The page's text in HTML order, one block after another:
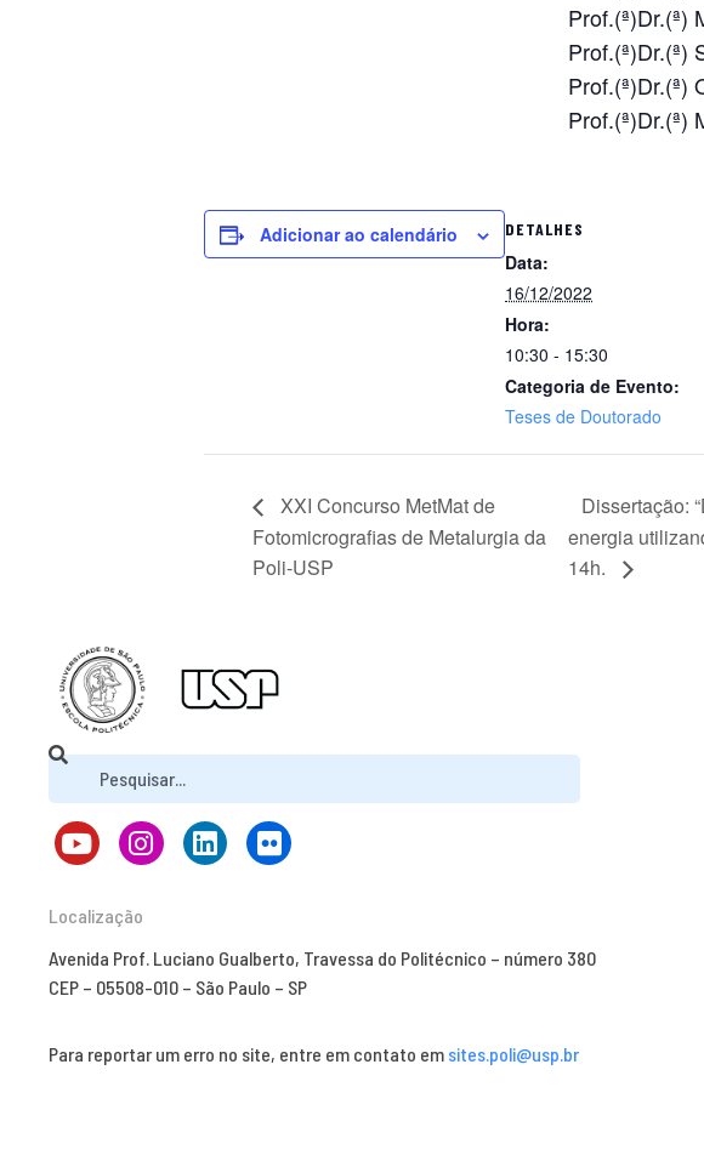
Prof.(ª)Dr.(ª)
Prof.(ª)Dr.(ª)
Prof.(ª)Dr.(ª)
Prof.(ª)Dr.(ª)
Adicionar ao calendário DETALHES
Data:
16/12/2022
Hora:
10:30 - 15:30
Categoria de Evento:
Teses de Doutorado
XXI Concurso MetMat de
Fotomicrografias de Metalurgia da
Poli-USP
Dissertação:
energia
14h.
Localização
Avenida Prof. Luciano Gualberto, Travessa do Politécnico – número 380
CEP – 05508-010 – São Paulo – SP
Para reportar um erro no site, entre em contato em sites.poli@usp.br